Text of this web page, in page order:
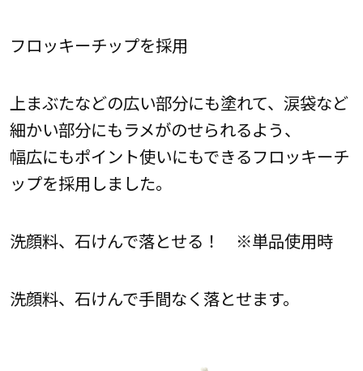
フロッキーチップを採用
上まぶたなどの広い部分にも塗れて、涙袋など
細かい部分にもラメがのせられるよう、
幅広にもポイント使いにもできるフロッキーチ
ップを採用しました。
洗顔料、石けんで落とせる！ ※単品使用時
洗顔料、石けんで手間なく落とせます。